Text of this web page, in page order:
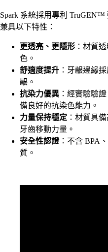
Spark 系統採用專利 TruGEN™
兼具以下特性：
更透亮、更隱形 ：材質
色。
舒適度提升 ：牙齦邊緣
齦。
抗染力優異 ：經實驗驗
備良好的抗染色能力。
力量保持穩定 ：材質具
牙齒移動力量。
安全性認證：不含 BPA
質。